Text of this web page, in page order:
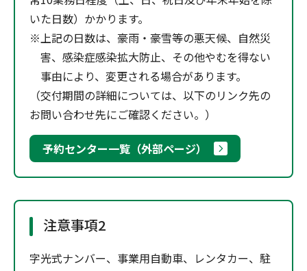
いた日数）かかります。
※上記の日数は、豪雨・豪雪等の悪天候、自然災
害、感染症感染拡大防止、その他やむを得ない
事由により、変更される場合があります。
（交付期間の詳細については、以下のリンク先の
お問い合わせ先にご確認ください。）
予約センター一覧（外部ページ）
注意事項2
字光式ナンバー、事業用自動車、レンタカー、駐